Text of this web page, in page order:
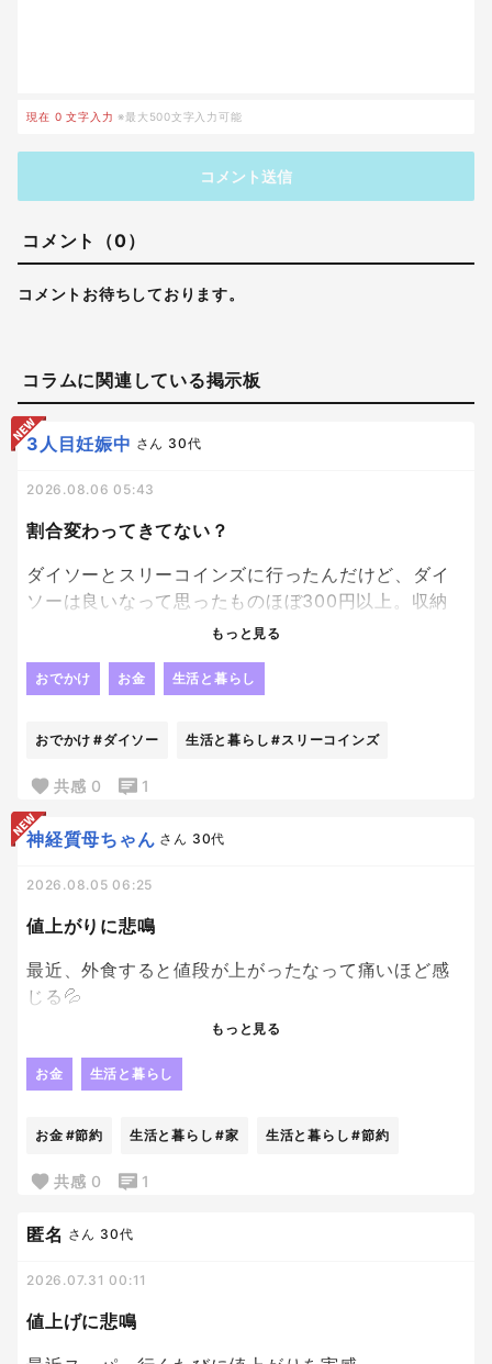
現在 0 文字入力 ※最大500文字入力可能
コメント送信
コメント（0）
コメントお待ちしております。
コラムに関連している掲示板
割合変わってきてない？
3人目妊娠中 さん 30代
2026.08.06 05:43
ダイソーとスリーコインズに行ったんだけど、ダイ
ソーは良いなって思ったものほぼ300円以上。収納
ボックスなんて700円のものもあるしね。スリーコイ
利かも～って手に取った全部600円以上のお値段
なんか、それぞれ100円、300円とそれ以上の割合の
ね！でも、だったら他の専門店で買おうかなってな
るものは多いよね。買うものは買うけども。。。で
もやっぱりこんななかで100円だけをそろえてるセリ
もっと見る
おでかけ お金 生活と暮らし
おでかけ #ダイソー 生活と暮らし #スリーコインズ
共感 0 1
値上がりに悲鳴
神経質母ちゃん さん 30代
2026.08.05 06:25
最近、外食すると値段が上がったなって痛いほど感
じる💦
だから家で作ろうかなって思うけど、たまには楽も
もっと見る
お金 生活と暮らし
お金 #節約 生活と暮らし #家 生活と暮らし #節約
共感 0 1
値上げに悲鳴
匿名 さん 30代
2026.07.31 00:11